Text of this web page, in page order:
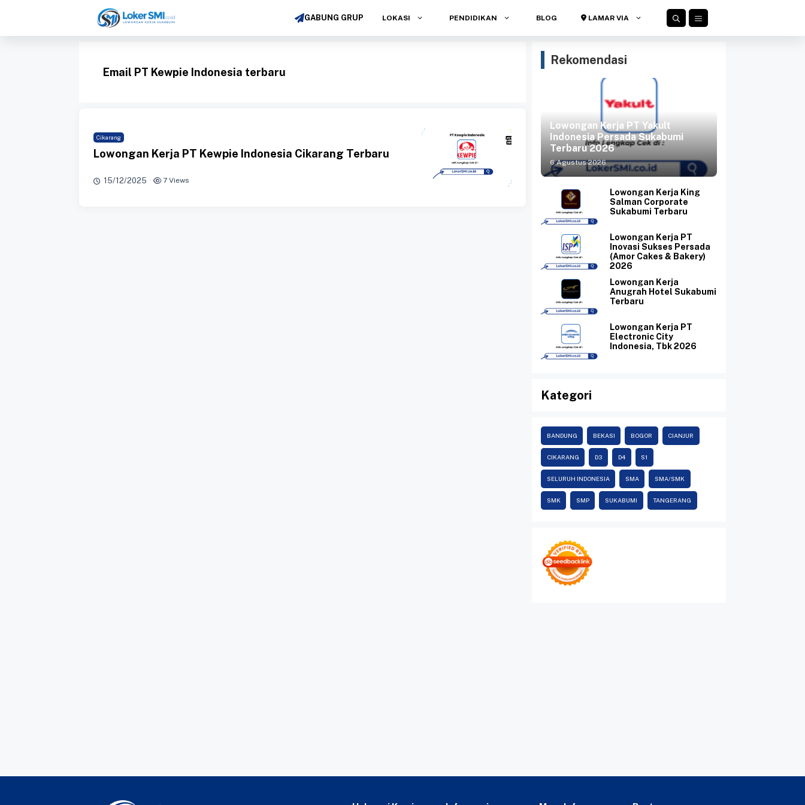
isi
GABUNG GRUP LOKASI PENDIDIKAN BLOG LAMAR VIA
Email PT Kewpie Indonesia terbaru
Cikarang
Lowongan Kerja PT Kewpie Indonesia Cikarang Terbaru
15/12/2025 · 7 Views
Rekomendasi
Lowongan Kerja PT Yakult
Indonesia Persada Sukabumi
Terbaru 2026
6 Agustus 2026
Lowongan Kerja King
Salman Corporate
Sukabumi Terbaru
Lowongan Kerja PT
Inovasi Sukses Persada
(Amor Cakes & Bakery)
2026
Lowongan Kerja
Anugrah Hotel Sukabumi
Terbaru
Lowongan Kerja PT
Electronic City
Indonesia, Tbk 2026
Kategori
BANDUNG BEKASI BOGOR CIANJUR
CIKARANG D3 D4 S1
SELURUH INDONESIA SMA SMA/SMK
SMK SMP SUKABUMI TANGERANG